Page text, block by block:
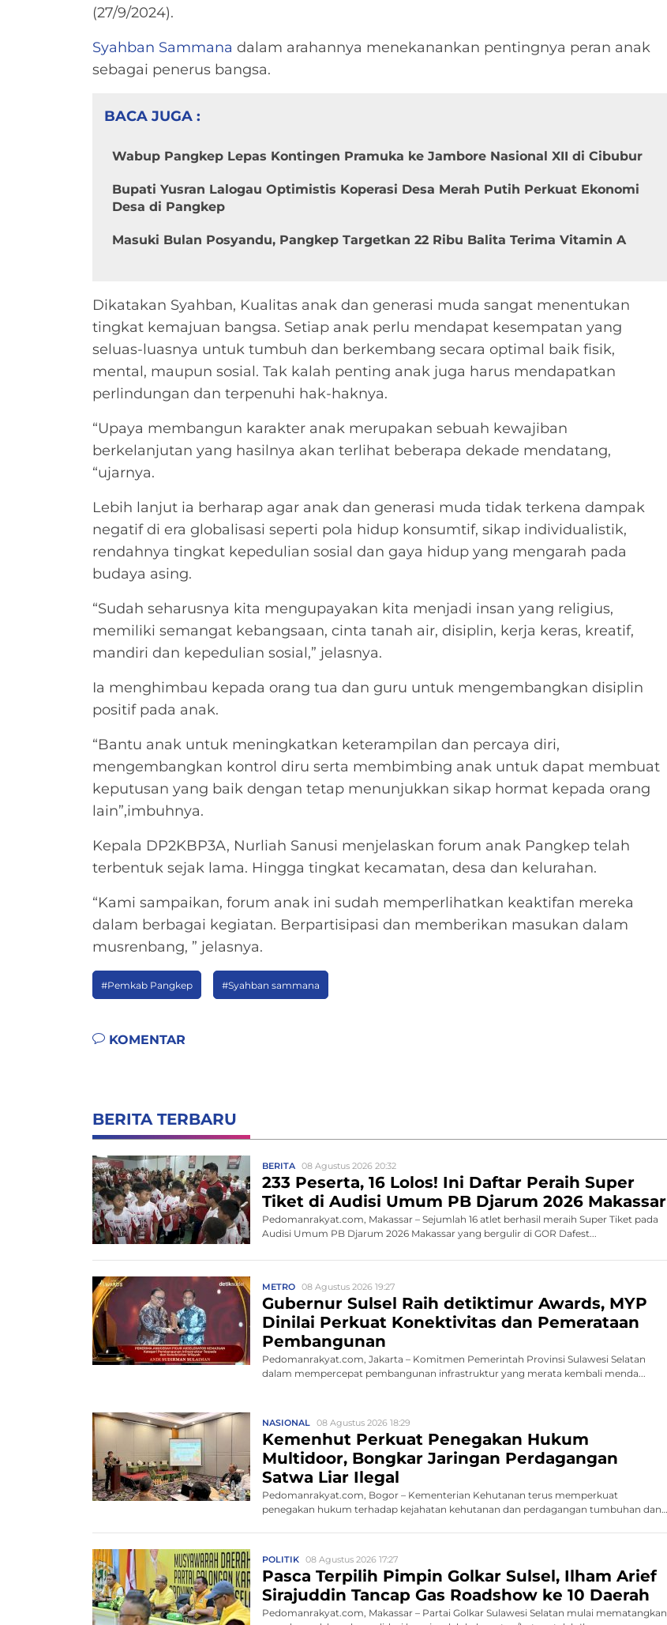
(27/9/2024).
Syahban Sammana dalam arahannya menekanankan pentingnya peran anak
sebagai penerus bangsa.
BACA JUGA :
Wabup Pangkep Lepas Kontingen Pramuka ke Jambore Nasional XII di Cibubur
Bupati Yusran Lalogau Optimistis Koperasi Desa Merah Putih Perkuat Ekonomi
Desa di Pangkep
Masuki Bulan Posyandu, Pangkep Targetkan 22 Ribu Balita Terima Vitamin A
Dikatakan Syahban, Kualitas anak dan generasi muda sangat menentukan
tingkat kemajuan bangsa. Setiap anak perlu mendapat kesempatan yang
seluas-luasnya untuk tumbuh dan berkembang secara optimal baik fisik,
mental, maupun sosial. Tak kalah penting anak juga harus mendapatkan
perlindungan dan terpenuhi hak-haknya.
“Upaya membangun karakter anak merupakan sebuah kewajiban
berkelanjutan yang hasilnya akan terlihat beberapa dekade mendatang,
“ujarnya.
Lebih lanjut ia berharap agar anak dan generasi muda tidak terkena dampak
negatif di era globalisasi seperti pola hidup konsumtif, sikap individualistik,
rendahnya tingkat kepedulian sosial dan gaya hidup yang mengarah pada
budaya asing.
“Sudah seharusnya kita mengupayakan kita menjadi insan yang religius,
memiliki semangat kebangsaan, cinta tanah air, disiplin, kerja keras, kreatif,
mandiri dan kepedulian sosial,” jelasnya.
Ia menghimbau kepada orang tua dan guru untuk mengembangkan disiplin
positif pada anak.
“Bantu anak untuk meningkatkan keterampilan dan percaya diri,
mengembangkan kontrol diru serta membimbing anak untuk dapat membuat
keputusan yang baik dengan tetap menunjukkan sikap hormat kepada orang
lain”,imbuhnya.
Kepala DP2KBP3A, Nurliah Sanusi menjelaskan forum anak Pangkep telah
terbentuk sejak lama. Hingga tingkat kecamatan, desa dan kelurahan.
“Kami sampaikan, forum anak ini sudah memperlihatkan keaktifan mereka
dalam berbagai kegiatan. Berpartisipasi dan memberikan masukan dalam
musrenbang, ” jelasnya.
#Pemkab Pangkep #Syahban sammana
KOMENTAR
BERITA TERBARU
BERITA 08 Agustus 2026 20:32
233 Peserta, 16 Lolos! Ini Daftar Peraih Super
Tiket di Audisi Umum PB Djarum 2026 Makassar
Pedomanrakyat.com, Makassar – Sejumlah 16 atlet berhasil meraih Super Tiket pada
Audisi Umum PB Djarum 2026 Makassar yang bergulir di GOR Dafest...
METRO 08 Agustus 2026 19:27
Gubernur Sulsel Raih detiktimur Awards, MYP
Dinilai Perkuat Konektivitas dan Pemerataan
Pembangunan
Pedomanrakyat.com, Jakarta – Komitmen Pemerintah Provinsi Sulawesi Selatan
dalam mempercepat pembangunan infrastruktur yang merata kembali menda...
NASIONAL 08 Agustus 2026 18:29
Kemenhut Perkuat Penegakan Hukum
Multidoor, Bongkar Jaringan Perdagangan
Satwa Liar Ilegal
Pedomanrakyat.com, Bogor – Kementerian Kehutanan terus memperkuat
penegakan hukum terhadap kejahatan kehutanan dan perdagangan tumbuhan dan
POLITIK 08 Agustus 2026 17:27
Pasca Terpilih Pimpin Golkar Sulsel, Ilham Arief
Sirajuddin Tancap Gas Roadshow ke 10 Daerah
Pedomanrakyat.com, Makassar – Partai Golkar Sulawesi Selatan mulai mematangkan